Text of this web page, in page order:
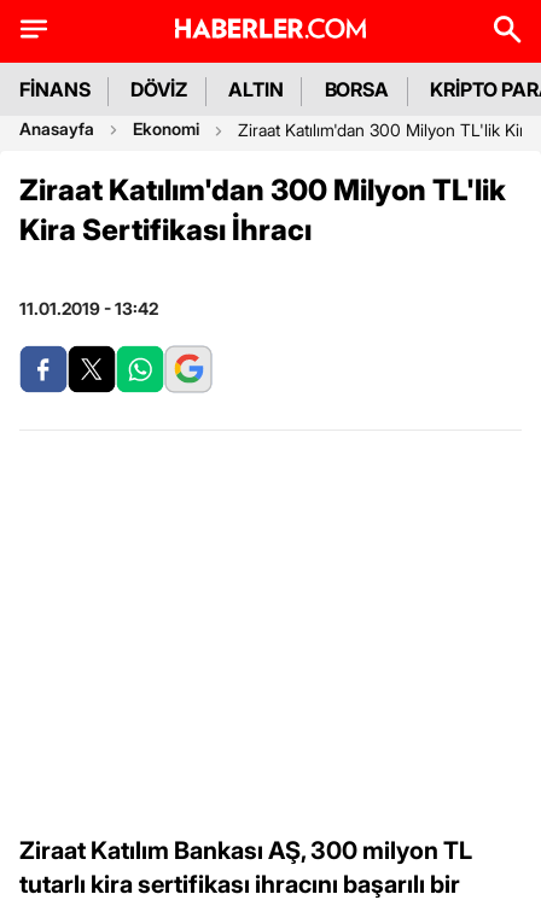
FİNANS DÖVİZ ALTIN BORSA KRİPTO
Anasayfa Ekonomi Ziraat Katılım'dan 300 Milyon TL'lik Kira
Ziraat Katılım'dan 300 Milyon TL'lik
Kira Sertifikası İhracı
11.01.2019 - 13:42
Ziraat Katılım Bankası AŞ, 300 milyon TL
tutarlı kira sertifikası ihracını başarılı bir